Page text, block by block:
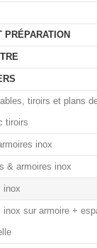
PRÉPARATION
tiroirs et plans
tiroirs
inox
& armoires inox
inox
inox sur armoire +